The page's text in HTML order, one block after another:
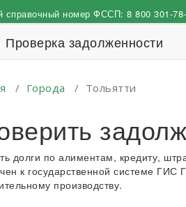
справочный номер ФССП: 8 800 301-
Проверка задолженности
/ Города / Тольятти
долги по алиментам, кредиту,
к государственной системе ГИС
производству.